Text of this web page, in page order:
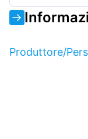
Produttore/